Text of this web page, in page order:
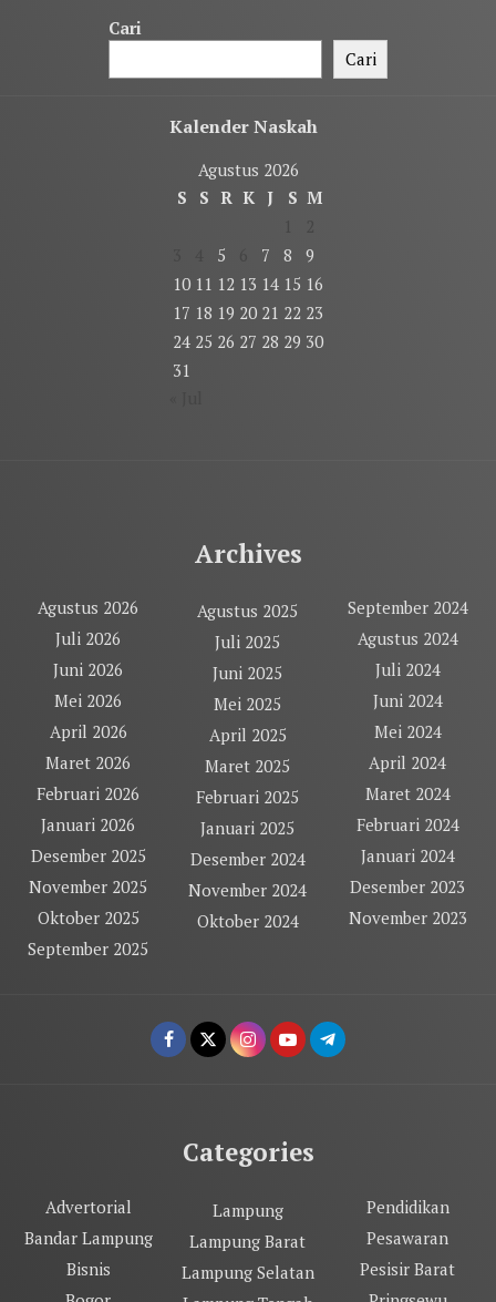
Cari
Cari
Kalender Naskah
Agustus 2026
S
S R K J S M
5 7 8
9
10 11 12 13 14 15 16
17 18 19 20 21 22 23
24 25 26 27 28 29 30
31
Archives
Agustus 2026
Juli 2026
Juni 2026
Mei 2026
April 2026
Maret 2026
Februari 2026
Januari 2026
Desember 2025
November 2025
Oktober 2025
September 2025
Agustus 2025
Juli 2025
Juni 2025
Mei 2025
April 2025
Maret 2025
Februari 2025
Januari 2025
Desember 2024
November 2024
Oktober 2024
September 2024
Agustus 2024
Juli 2024
Juni 2024
Mei 2024
April 2024
Maret 2024
Februari 2024
Januari 2024
Desember 2023
November 2023
Categories
Advertorial
Bandar Lampung
Bisnis
Lampung
Lampung Barat
Lampung Selatan
Pendidikan
Pesawaran
Pesisir Barat